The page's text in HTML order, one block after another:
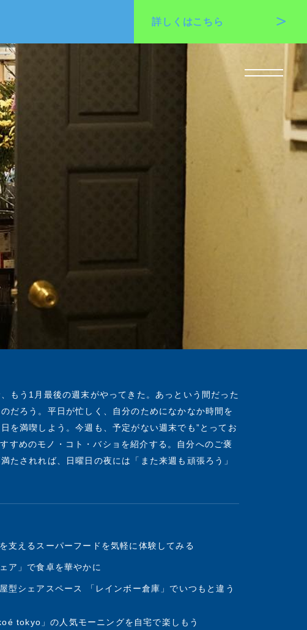
詳しくはこちら
もう1月最後の週末がやってきた。あっという間だった
だろう。平日が忙しく、自分のためになかなか時間を
を満喫しよう。今週も、予定がない週末でも”とってお
すめのモノ・コト・バショを紹介する。自分へのご褒
たされれば、日曜日の夜には「また来週も頑張ろう」
支えるスーパーフードを気軽に体験してみる
ア」で食卓を華やかに
型シェアスペース 「レインボー倉庫」でいつもと違う
tokyo」の人気モーニングを自宅で楽しもう